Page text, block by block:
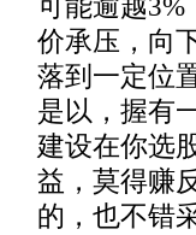
可能逾越3%
价承压，向
落到一定位
是以，握有
建设在你选
益，莫得赚
的，也不错